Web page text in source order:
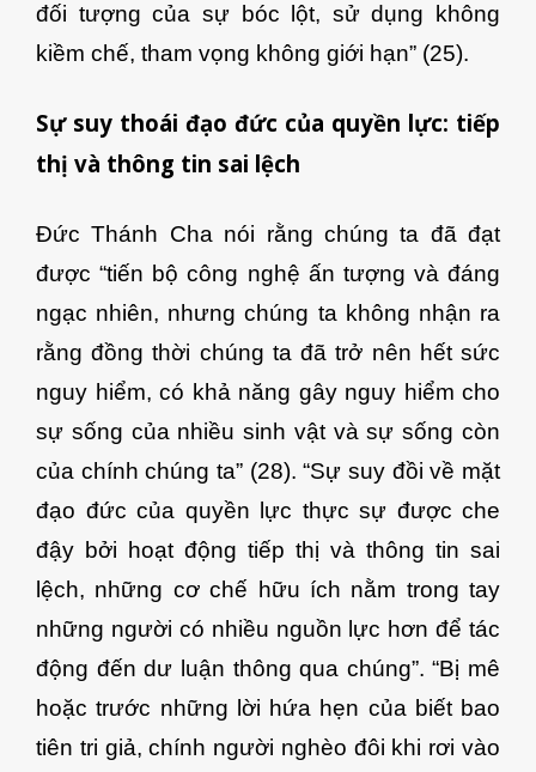
đối tượng của sự bóc lột, sử dụng không
kiềm chế, tham vọng không giới hạn” (25).
Sự suy thoái đạo đức của quyền lực: tiếp
thị và thông tin sai lệch
Đức Thánh Cha nói rằng chúng ta đã đạt
được “tiến bộ công nghệ ấn tượng và đáng
ngạc nhiên, nhưng chúng ta không nhận ra
rằng đồng thời chúng ta đã trở nên hết sức
nguy hiểm, có khả năng gây nguy hiểm cho
sự sống của nhiều sinh vật và sự sống còn
của chính chúng ta” (28). “Sự suy đồi về mặt
đạo đức của quyền lực thực sự được che
đậy bởi hoạt động tiếp thị và thông tin sai
lệch, những cơ chế hữu ích nằm trong tay
những người có nhiều nguồn lực hơn để tác
động đến dư luận thông qua chúng”. “Bị mê
hoặc trước những lời hứa hẹn của biết bao
tiên tri giả, chính người nghèo đôi khi rơi vào